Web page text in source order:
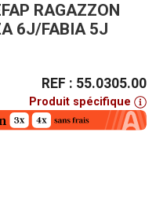
RAGAZZON
6J/FABIA 5J
REF : 55.0305.00
Produit spécifique